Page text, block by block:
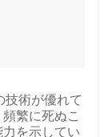
技術が優れて
繁に死ぬこ
を示してい